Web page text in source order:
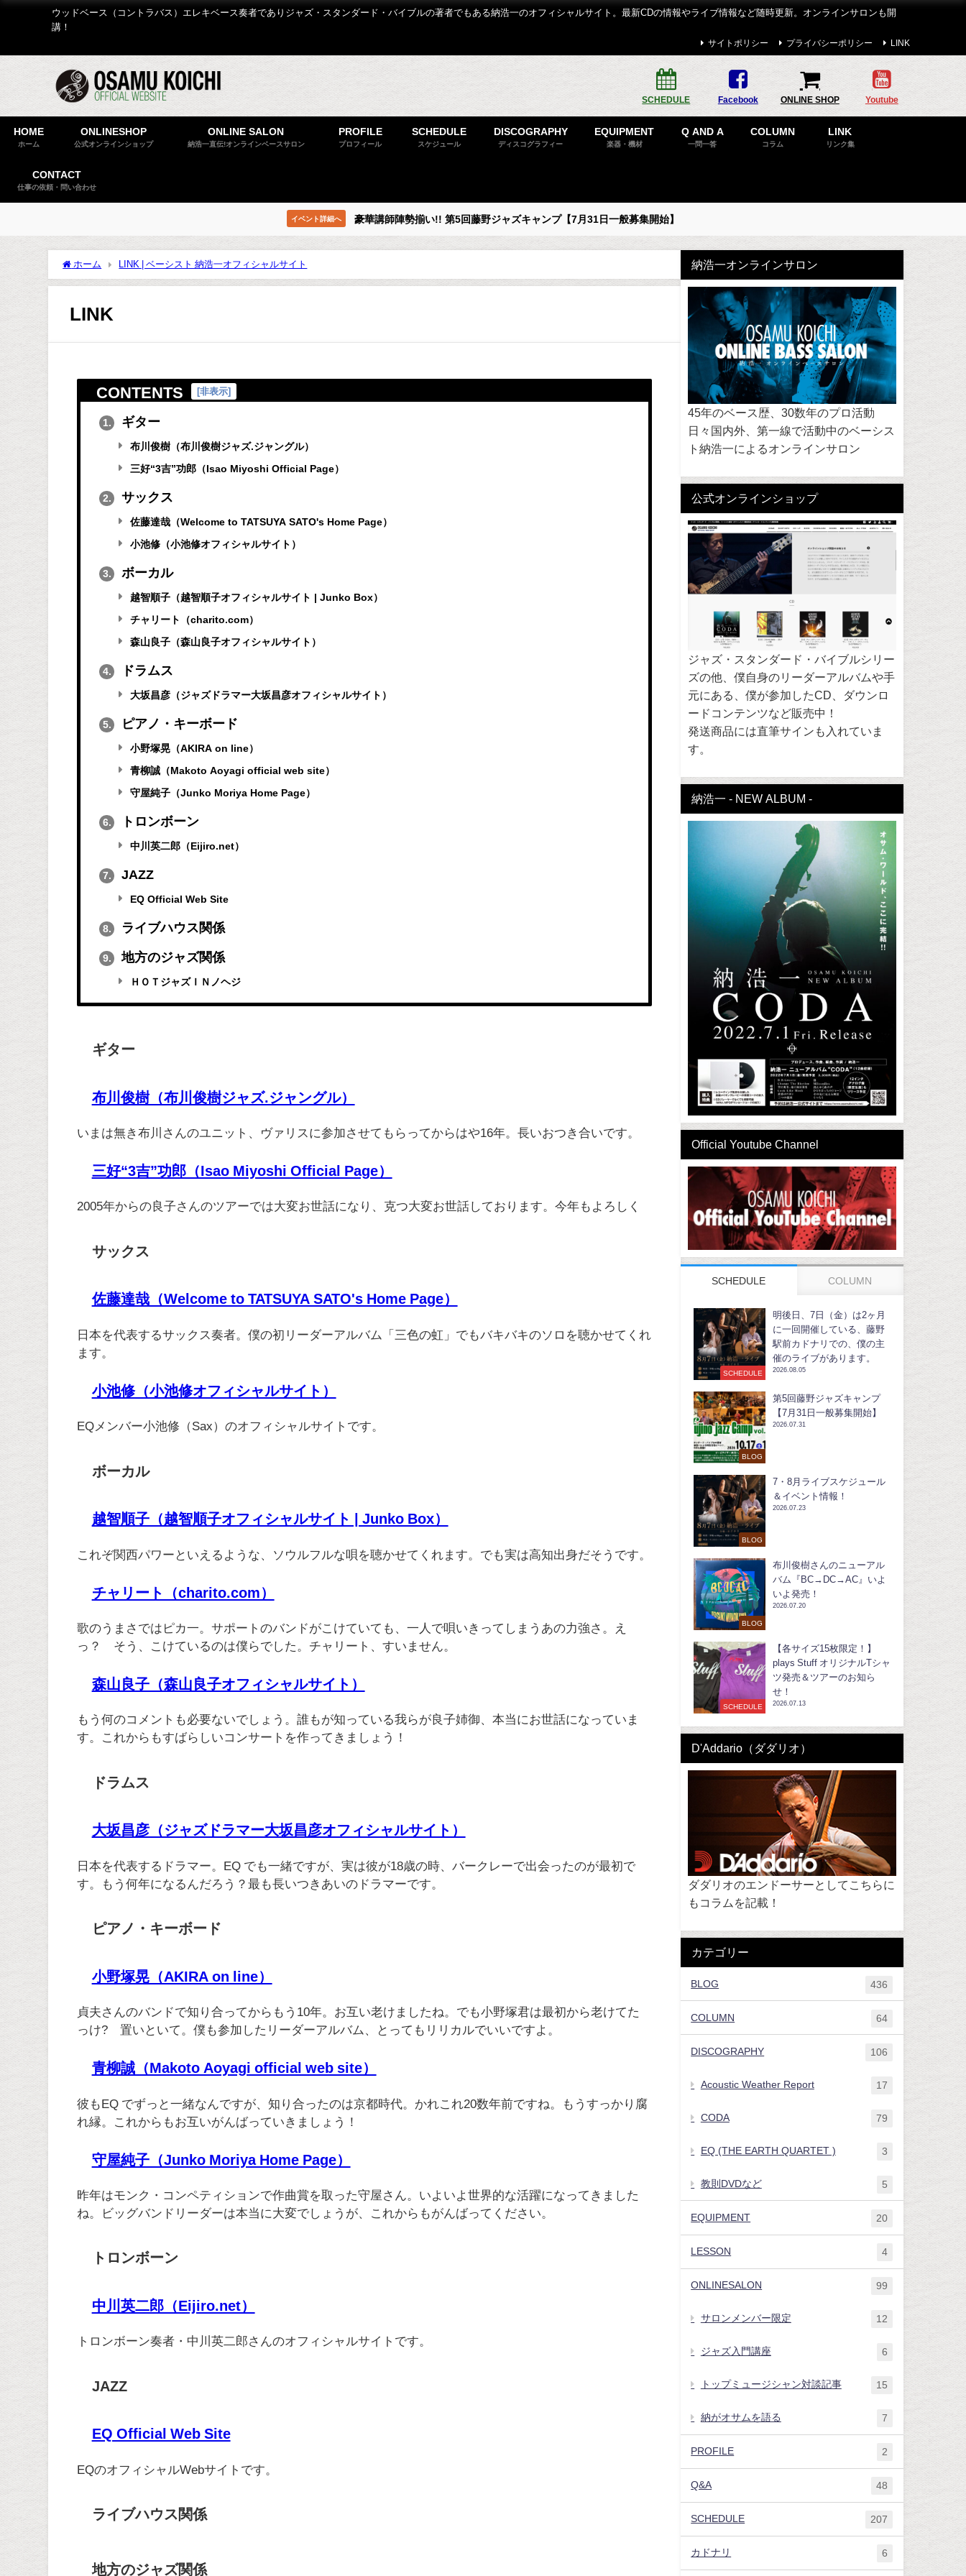
ウッドベース（コントラバス）エレキベース奏者でありジャズ・スタンダード・バイブルの著者でもある納浩一のオフィシャルサイト。最新CDの情報やライブ情報など随時更新。オンラインサロンも開
講！
サイトポリシー プライバシーポリシー LINK
SCHEDULE Facebook ONLINE SHOP Youtube
HOME
ホーム
ONLINESHOP
公式オンラインショップ
ONLINE SALON
納浩一直伝!オンラインベースサロン
PROFILE
プロフィール
SCHEDULE
スケジュール
DISCOGRAPHY
ディスコグラフィー
EQUIPMENT
楽器・機材
Q AND A
一問一答
COLUMN
コラム
LINK
リンク集
CONTACT
仕事の依頼・問い合わせ
イベント詳細へ 豪華講師陣勢揃い!! 第5回藤野ジャズキャンプ【7月31日一般募集開始】
ホーム LINK | ベーシスト 納浩一オフィシャルサイト
LINK
CONTENTS [非表示]
1. ギター
布川俊樹（布川俊樹ジャズ.ジャングル）
三好“3吉”功郎（Isao Miyoshi Official Page）
2. サックス
佐藤達哉（Welcome to TATSUYA SATO's Home Page）
小池修（小池修オフィシャルサイト）
3. ボーカル
越智順子（越智順子オフィシャルサイト | Junko Box）
チャリート（charito.com）
森山良子（森山良子オフィシャルサイト）
4. ドラムス
大坂昌彦（ジャズドラマー大坂昌彦オフィシャルサイト）
5. ピアノ・キーボード
小野塚晃（AKIRA on line）
青柳誠（Makoto Aoyagi official web site）
守屋純子（Junko Moriya Home Page）
6. トロンボーン
中川英二郎（Eijiro.net）
7. JAZZ
EQ Official Web Site
8. ライブハウス関係
9. 地方のジャズ関係
ＨＯＴジャズＩＮノヘジ
ギター
布川俊樹（布川俊樹ジャズ.ジャングル）
いまは無き布川さんのユニット、ヴァリスに参加させてもらってからはや16年。長いおつき合いです。
三好“3吉”功郎（Isao Miyoshi Official Page）
2005年からの良子さんのツアーでは大変お世話になり、克つ大変お世話しております。今年もよろしく
サックス
佐藤達哉（Welcome to TATSUYA SATO's Home Page）
日本を代表するサックス奏者。僕の初リーダーアルバム「三色の虹」でもバキバキのソロを聴かせてくれ
ます。
小池修（小池修オフィシャルサイト）
EQメンバー小池修（Sax）のオフィシャルサイトです。
ボーカル
越智順子（越智順子オフィシャルサイト | Junko Box）
これぞ関西パワーといえるような、ソウルフルな唄を聴かせてくれます。でも実は高知出身だそうです。
チャリート（charito.com）
歌のうまさではピカ一。サポートのバンドがこけていても、一人で唄いきってしまうあの力強さ。え
っ？ そう、こけているのは僕らでした。チャリート、すいません。
森山良子（森山良子オフィシャルサイト）
もう何のコメントも必要ないでしょう。誰もが知っている我らが良子姉御、本当にお世話になっていま
す。これからもすばらしいコンサートを作ってきましょう！
ドラムス
大坂昌彦（ジャズドラマー大坂昌彦オフィシャルサイト）
日本を代表するドラマー。EQ でも一緒ですが、実は彼が18歳の時、バークレーで出会ったのが最初で
す。もう何年になるんだろう？最も長いつきあいのドラマーです。
ピアノ・キーボード
小野塚晃（AKIRA on line）
貞夫さんのバンドで知り合ってからもう10年。お互い老けましたね。でも小野塚君は最初から老けてた
っけ? 置いといて。僕も参加したリーダーアルバム、とってもリリカルでいいですよ。
青柳誠（Makoto Aoyagi official web site）
彼もEQ でずっと一緒なんですが、知り合ったのは京都時代。かれこれ20数年前ですね。もうすっかり腐
れ縁。これからもお互いがんばっていきましょう！
守屋純子（Junko Moriya Home Page）
昨年はモンク・コンペティションで作曲賞を取った守屋さん。いよいよ世界的な活躍になってきました
ね。ビッグバンドリーダーは本当に大変でしょうが、これからもがんばってください。
トロンボーン
中川英二郎（Eijiro.net）
トロンボーン奏者・中川英二郎さんのオフィシャルサイトです。
JAZZ
EQ Official Web Site
EQのオフィシャルWebサイトです。
ライブハウス関係
地方のジャズ関係
納浩一オンラインサロン
45年のベース歴、30数年のプロ活動
日々国内外、第一線で活動中のベーシス
ト納浩一によるオンラインサロン
公式オンラインショップ
ジャズ・スタンダード・バイブルシリー
ズの他、僕自身のリーダーアルバムや手
元にある、僕が参加したCD、ダウンロ
ードコンテンツなど販売中！
発送商品には直筆サインも入れていま
す。
納浩一 - NEW ALBUM -
Official Youtube Channel
SCHEDULE COLUMN
SCHEDULE
明後日、7日（金）は2ヶ月
に一回開催している、藤野
駅前カドナリでの、僕の主
催のライブがあります。
2026.08.05
BLOG
第5回藤野ジャズキャンプ
【7月31日一般募集開始】
2026.07.31
BLOG
7・8月ライブスケジュール
＆イベント情報！
2026.07.23
BLOG
布川俊樹さんのニューアル
バム『BC→DC→AC』いよ
いよ発売！
2026.07.20
SCHEDULE
【各サイズ15枚限定！】
plays Stuff オリジナルTシャ
ツ発売＆ツアーのお知ら
せ！
2026.07.13
D'Addario（ダダリオ）
ダダリオのエンドーサーとしてこちらに
もコラムを記載！
カテゴリー
BLOG 436
COLUMN 64
DISCOGRAPHY 106
Acoustic Weather Report 17
CODA 79
EQ (THE EARTH QUARTET ) 3
教則DVDなど 5
EQUIPMENT 20
LESSON 4
ONLINESALON 99
サロンメンバー限定 12
ジャズ入門講座 6
トップミュージシャン対談記事 15
納がオサムを語る 7
PROFILE 2
Q&A 48
SCHEDULE 207
カドナリ 6